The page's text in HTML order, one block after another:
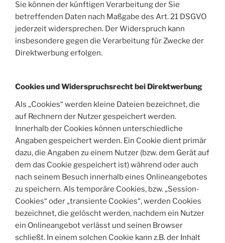
Sie können der künftigen Verarbeitung der Sie
betreffenden Daten nach Maßgabe des Art. 21 DSGVO
jederzeit widersprechen. Der Widerspruch kann
insbesondere gegen die Verarbeitung für Zwecke der
Direktwerbung erfolgen.
Cookies und Widerspruchsrecht bei Direktwerbung
Als „Cookies“ werden kleine Dateien bezeichnet, die
auf Rechnern der Nutzer gespeichert werden.
Innerhalb der Cookies können unterschiedliche
Angaben gespeichert werden. Ein Cookie dient primär
dazu, die Angaben zu einem Nutzer (bzw. dem Gerät auf
dem das Cookie gespeichert ist) während oder auch
nach seinem Besuch innerhalb eines Onlineangebotes
zu speichern. Als temporäre Cookies, bzw. „Session-
Cookies“ oder „transiente Cookies“, werden Cookies
bezeichnet, die gelöscht werden, nachdem ein Nutzer
ein Onlineangebot verlässt und seinen Browser
schließt. In einem solchen Cookie kann z.B. der Inhalt